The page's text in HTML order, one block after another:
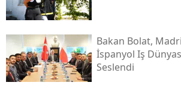
Bakan Bolat,
İspanyol Iş
Seslendi